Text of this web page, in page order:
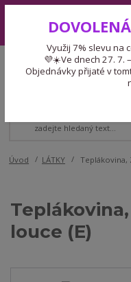
7. – 9. 8. 2026 čerpáme
odešleme
Expedice 775 866 913
Po-Čt 9-15:30 Pá 9-14:30 Pauza
Úvod LÁTKY Teplákovina,
louce (E)
Využij 7% slevu na
💜☀️Ve dnech 27. 7.
Objednávky přijaté v